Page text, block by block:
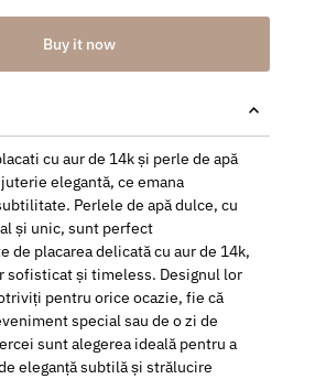
Buy it now
cu aur de 14k și perle de apă
elegantă, ce emana
Perlele de apă dulce, cu
și unic, sunt perfect
de placarea delicată cu aur de 14k,
sofisticat și timeless. Designul lor
pentru orice ocazie, fie că
special sau de o zi de
sunt alegerea ideală pentru a
eleganță subtilă și strălucire